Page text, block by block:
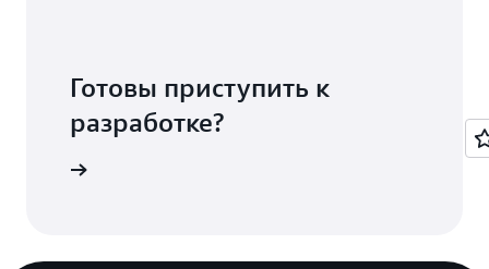
Готовы приступить к
разработке?